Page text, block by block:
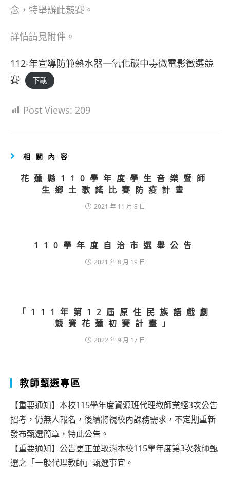
念，特舉辦此競賽。
詳情請見附件。
112-年宣導防範熱水器一氧化碳中毒微電影徵選競
賽
下載
Post Views: 209
相關內容
花蓮縣110學年度學生音樂暨師
生鄉土歌謠比賽防疫計畫
2021 年 11 月 8 日
110學年度自治市選舉公告
2021 年 8 月 19 日
「111年第12屆原住民族語戲劇
競賽花蓮初賽計畫」
2022 年 9 月 17 日
教師甄選專區
【重要通知】本校115學年度資源班代理教師業經3次公告
招考，仍無人報名，後續將視校內課務需求，不定期重新
發布甄選簡章，特此公告。
【重要通知】公告更正並取消本校115學年度第3次教師甄
選之「一般代理教師」甄選事宜。